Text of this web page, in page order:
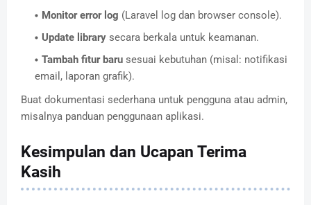
Monitor error log (Laravel log dan browser console).
Update library secara berkala untuk keamanan.
Tambah fitur baru sesuai kebutuhan (misal: notifikasi
email, laporan grafik).
Buat dokumentasi sederhana untuk pengguna atau admin,
misalnya panduan penggunaan aplikasi.
Kesimpulan dan Ucapan Terima
Kasih